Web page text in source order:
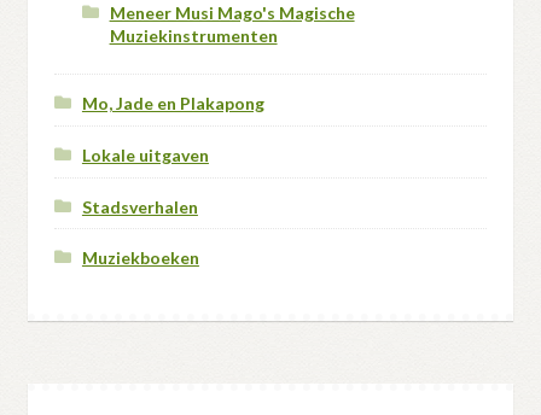
Meneer Musi Mago's Magische
Muziekinstrumenten
Mo, Jade en Plakapong
Lokale uitgaven
Stadsverhalen
Muziekboeken